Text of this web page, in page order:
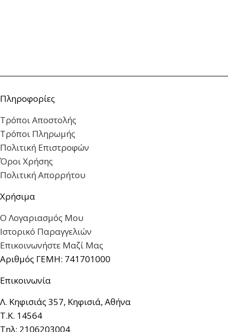
Πληροφορίες
Τρόποι Αποστολής
Τρόποι Πληρωμής
Πολιτική Επιστροφών
Όροι Χρήσης
Πολιτική Απορρήτου
Χρήσιμα
Ο Λογαριασμός Μου
Ιστορικό Παραγγελιών
Επικοινωνήστε Μαζί Μας
Αριθμός ΓΕΜΗ: 741701000
Επικοινωνία
Λ. Κηφισιάς 357, Κηφισιά, Αθήνα
Τ.Κ. 14564
Τηλ: 2106203004